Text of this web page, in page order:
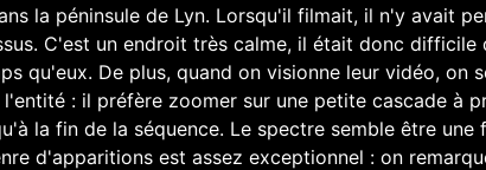
la péninsule de Lyn. Lorsqu'il filmait, il n'y avait
C'est un endroit très calme, il était donc
qu'eux. De plus, quand on visionne leur vidéo, on
l'entité : il préfère zoomer sur une petite cascade à
la fin de la séquence. Le spectre semble être
d'apparitions est assez exceptionnel : on